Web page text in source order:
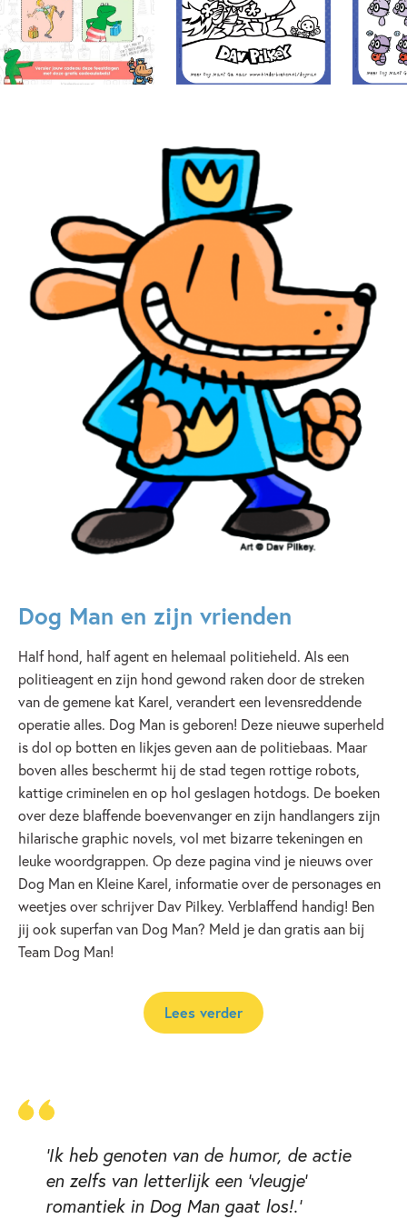
Dog Man en zijn vrienden
Half hond, half agent en helemaal politieheld. Als een
politieagent en zijn hond gewond raken door de streken
van de gemene kat Karel, verandert een levensreddende
operatie alles. Dog Man is geboren! Deze nieuwe superheld
is dol op botten en likjes geven aan de politiebaas. Maar
boven alles beschermt hij de stad tegen rottige robots,
kattige criminelen en op hol geslagen hotdogs. De boeken
over deze blaffende boevenvanger en zijn handlangers zijn
hilarische graphic novels, vol met bizarre tekeningen en
leuke woordgrappen. Op deze pagina vind je nieuws over
Dog Man en Kleine Karel, informatie over de personages en
weetjes over schrijver Dav Pilkey. Verblaffend handig! Ben
jij ook superfan van Dog Man? Meld je dan gratis aan bij
Team Dog Man!
Lees verder
'Ik heb genoten van de humor, de actie
en zelfs van letterlijk een 'vleugje'
romantiek in Dog Man gaat los!.'